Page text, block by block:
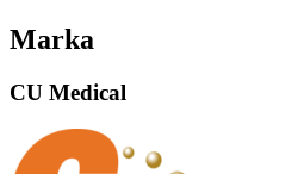
Marka
CU Medical